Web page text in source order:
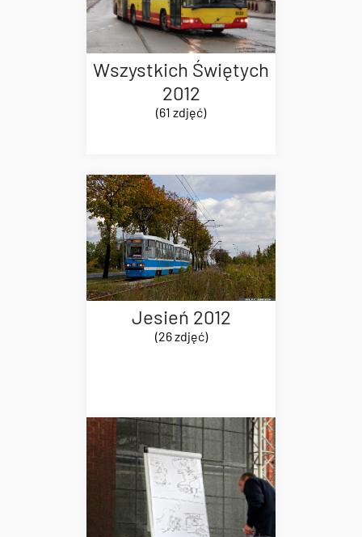
Wszystkich Świętych
2012
(61 zdjęć)
Jesień 2012
(26 zdjęć)